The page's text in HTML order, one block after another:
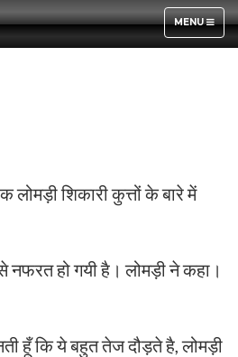
TOGGLE
NAVIGATION
MENU
शिकारी कुत्तों के बारे में
नफरत हो गयी है। लोमड़ी ने कहा।
हूँ कि ये बहुत तेज दौड़ते है, लोमड़ी